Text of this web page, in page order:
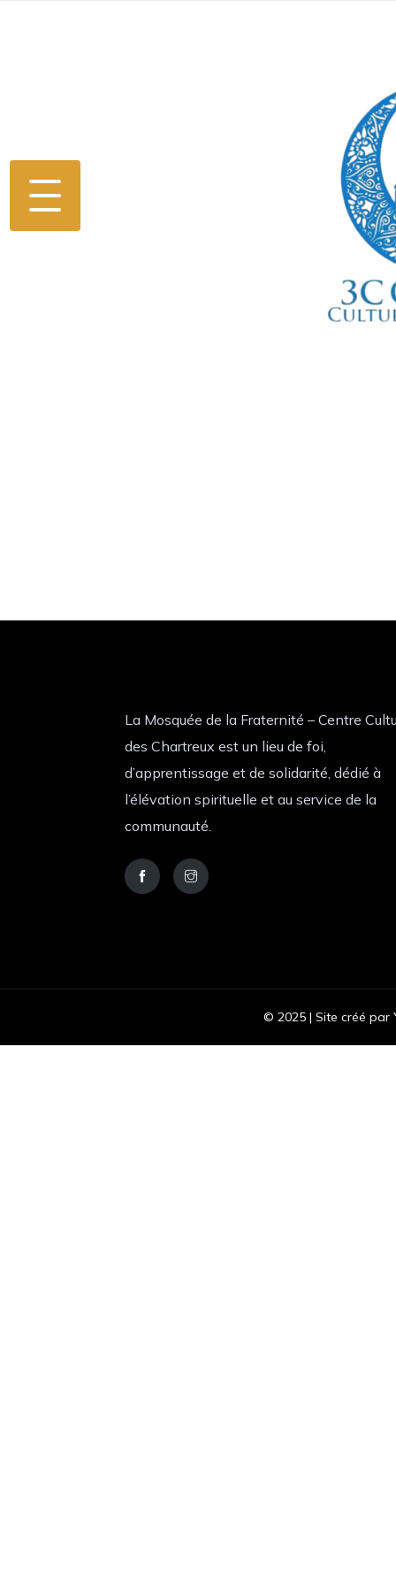
La Mosquée de la Fraternité – Centre
des Chartreux est un lieu de foi,
d’apprentissage et de solidarité, dédié à
l’élévation spirituelle et au service de la
communauté.
© 2025 | Site créé par